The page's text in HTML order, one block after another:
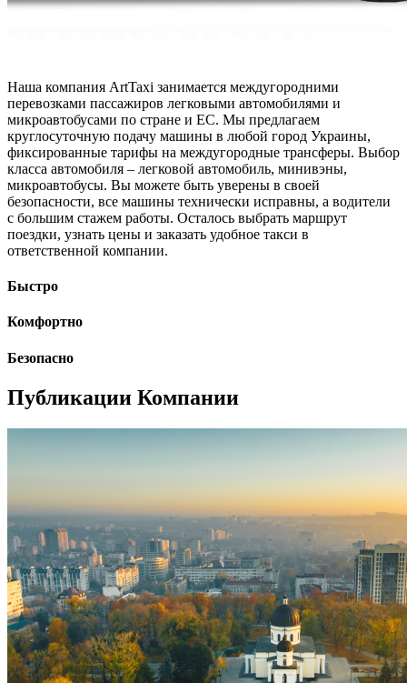
Наша компания ArtTaxi занимается междугородними
перевозками пассажиров легковыми автомобилями и
микроавтобусами по стране и ЕС. Мы предлагаем
круглосуточную подачу машины в любой город Украины,
фиксированные тарифы на междугородные трансферы. Выбор
класса автомобиля – легковой автомобиль, минивэны,
микроавтобусы. Вы можете быть уверены в своей
безопасности, все машины технически исправны, а водители
с большим стажем работы. Осталось выбрать маршрут
поездки, узнать цены и заказать удобное такси в
ответственной компании.
Быстро
Комфортно
Безопасно
Публикации Компании